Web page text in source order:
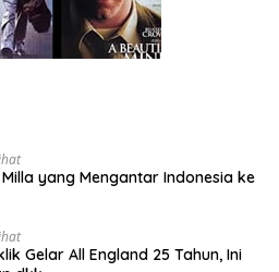
yang Mengantar Indonesia ke
Gelar All England 25 Tahun, Ini